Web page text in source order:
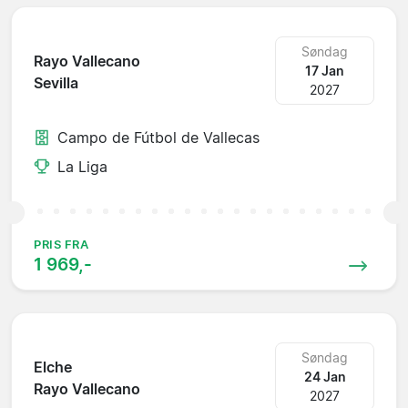
Rayo Vallecano
Sevilla
Søndag
17 Jan
2027
Campo de Fútbol de Vallecas
La Liga
PRIS FRA
1 969,-
Elche
Rayo Vallecano
Søndag
24 Jan
2027